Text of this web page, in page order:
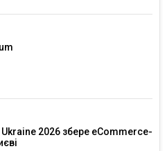
2026 збере eCommerce-